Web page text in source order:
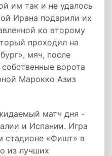
им так и не удалось
Ирана подарили их
ко второму
проходил на
мяч, после
ворота
Марокко Азиз
матч дня -
и Испании. Игра
стадионе «Фишт» в
из лучших